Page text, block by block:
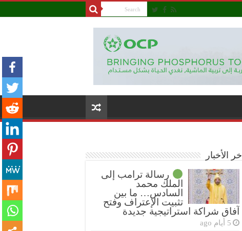
أخر الأخبار
رسالة ترامب إلى
الملك محمد
السادس… ما بين
تثبيت الإعتراف وفتح
آفاق شراكة استراتيجية جديدة
5 أيام ago